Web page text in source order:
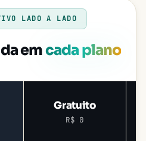
LADO A LADO
emcada plano
Gratuito
R$ 0